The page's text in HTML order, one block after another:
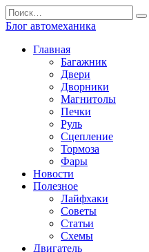
Перейти
к
Search
for:
Блог автомеханика
Главная
Багажник
Двери
Дворники
Магнитолы
Печки
Руль
Сцепление
Тормоза
Фары
Новости
Полезное
Лайфхаки
Советы
Статьи
Схемы
Двигатель